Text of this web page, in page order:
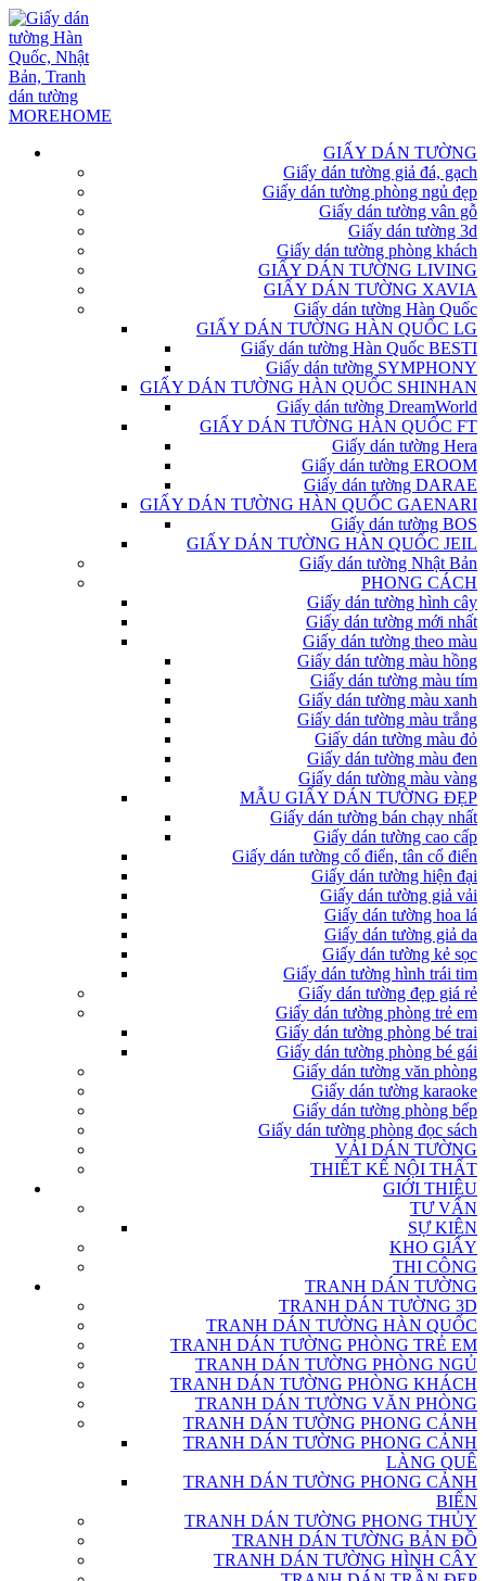
GIẤY DÁN TƯỜNG
Giấy dán tường giả đá, gạch
Giấy dán tường phòng ngủ đẹp
Giấy dán tường vân gỗ
Giấy dán tường 3d
Giấy dán tường phòng khách
GIẤY DÁN TƯỜNG LIVING
GIẤY DÁN TƯỜNG XAVIA
Giấy dán tường Hàn Quốc
GIẤY DÁN TƯỜNG HÀN QUỐC LG
Giấy dán tường Hàn Quốc BESTI
Giấy dán tường SYMPHONY
GIẤY DÁN TƯỜNG HÀN QUỐC SHINHAN
Giấy dán tường DreamWorld
GIẤY DÁN TƯỜNG HÀN QUỐC FT
Giấy dán tường Hera
Giấy dán tường EROOM
Giấy dán tường DARAE
GIẤY DÁN TƯỜNG HÀN QUỐC GAENARI
Giấy dán tường BOS
GIẤY DÁN TƯỜNG HÀN QUỐC JEIL
Giấy dán tường Nhật Bản
PHONG CÁCH
Giấy dán tường hình cây
Giấy dán tường mới nhất
Giấy dán tường theo màu
Giấy dán tường màu hồng
Giấy dán tường màu tím
Giấy dán tường màu xanh
Giấy dán tường màu trắng
Giấy dán tường màu đỏ
Giấy dán tường màu đen
Giấy dán tường màu vàng
MẪU GIẤY DÁN TƯỜNG ĐẸP
Giấy dán tường bán chạy nhất
Giấy dán tường cao cấp
Giấy dán tường cổ điển, tân cổ điển
Giấy dán tường hiện đại
Giấy dán tường giả vải
Giấy dán tường hoa lá
Giấy dán tường giả da
Giấy dán tường kẻ sọc
Giấy dán tường hình trái tim
Giấy dán tường đẹp giá rẻ
Giấy dán tường phòng trẻ em
Giấy dán tường phòng bé trai
Giấy dán tường phòng bé gái
Giấy dán tường văn phòng
Giấy dán tường karaoke
Giấy dán tường phòng bếp
Giấy dán tường phòng đọc sách
VẢI DÁN TƯỜNG
THIẾT KẾ NỘI THẤT
GIỚI THIỆU
TƯ VẤN
SỰ KIỆN
KHO GIẤY
THI CÔNG
TRANH DÁN TƯỜNG
TRANH DÁN TƯỜNG 3D
TRANH DÁN TƯỜNG HÀN QUỐC
TRANH DÁN TƯỜNG PHÒNG TRẺ EM
TRANH DÁN TƯỜNG PHÒNG NGỦ
TRANH DÁN TƯỜNG PHÒNG KHÁCH
TRANH DÁN TƯỜNG VĂN PHÒNG
TRANH DÁN TƯỜNG PHONG CẢNH
TRANH DÁN TƯỜNG PHONG CẢNH
LÀNG QUÊ
TRANH DÁN TƯỜNG PHONG CẢNH
BIỂN
TRANH DÁN TƯỜNG PHONG THỦY
TRANH DÁN TƯỜNG BẢN ĐỒ
TRANH DÁN TƯỜNG HÌNH CÂY